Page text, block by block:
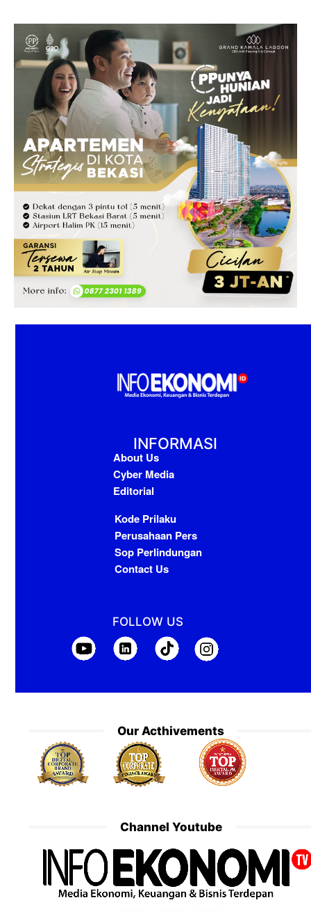
INFORMASI
About Us
Cyber Media
Editorial
Kode Prilaku
Perusahaan Pers
Sop Perlindungan
Contact Us
FOLLOW US
Our Acthivements
Channel Youtube